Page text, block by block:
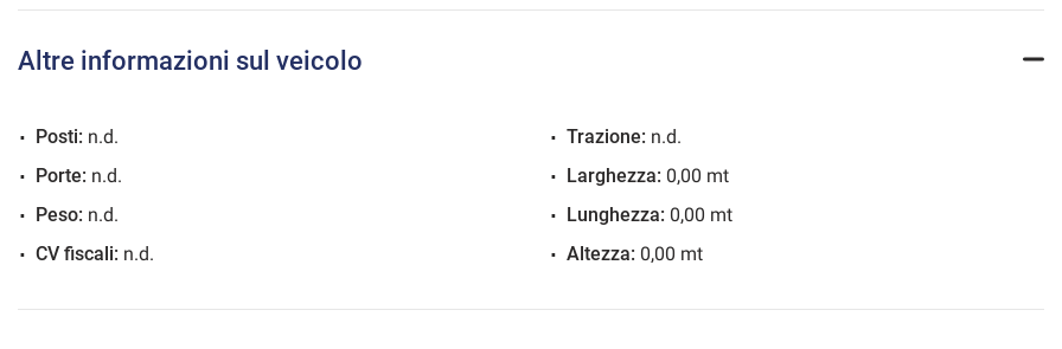
Altre informazioni sul veicolo
Posti: n.d.
Porte: n.d.
Peso: n.d.
CV fiscali: n.d.
Trazione: n.d.
Larghezza: 0,00 mt
Lunghezza: 0,00 mt
Altezza: 0,00 mt
Cookie necessari
Cookie delle preferenze
Cookie per il miglioramento dell'esperienza utente